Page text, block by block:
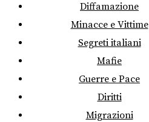
Diffamazione
Minacce e Vittime
Segreti italiani
Mafie
Guerre e Pace
Diritti
Migrazioni